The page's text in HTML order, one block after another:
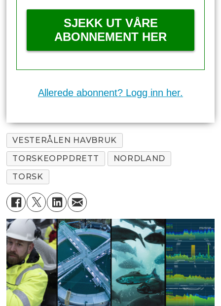
SJEKK UT VÅRE
ABONNEMENT HER
Allerede abonnent? Logg inn her.
VESTERÅLEN HAVBRUK
TORSKEOPPDRETT
NORDLAND
TORSK